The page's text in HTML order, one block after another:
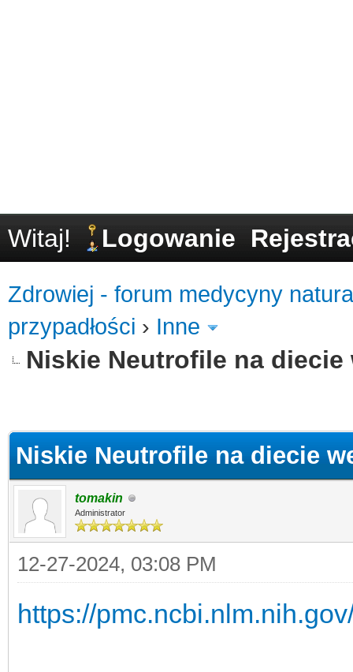
Witaj! Logowanie
Zdrowiej - forum medycyny
przypadłości › Inne
Niskie Neutrofile na
Niskie Neutrofile na diecie
tomakin
Administrator
12-27-2024, 03:08 PM
https://